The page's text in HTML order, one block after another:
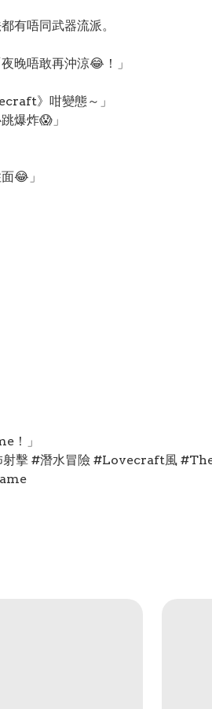
有唔同武器流派。
晚唔敢再沖涼😂！」
》咁變態～」
爆炸😱」
😂」
！」
擊 #潛水冒險 #Lovecraft風